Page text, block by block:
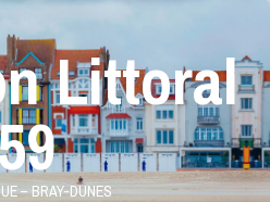
Littoral
– BRAY-DUNES